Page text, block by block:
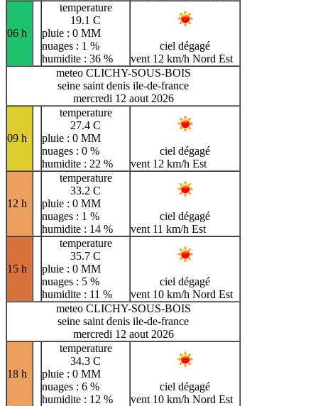
06 h
temperature
19.1 C
pluie : 0 MM
nuages : 1 %
humidite : 36 %
ciel dégagé
vent 12 km/h Nord Est
meteo CLICHY-SOUS-BOIS
seine saint denis ile-de-france
mercredi 12 aout 2026
09 h
temperature
27.4 C
pluie : 0 MM
nuages : 0 %
humidite : 22 %
ciel dégagé
vent 12 km/h Est
12 h
temperature
33.2 C
pluie : 0 MM
nuages : 1 %
humidite : 14 %
ciel dégagé
vent 11 km/h Est
15 h
temperature
35.7 C
pluie : 0 MM
nuages : 5 %
humidite : 11 %
ciel dégagé
vent 10 km/h Nord Est
meteo CLICHY-SOUS-BOIS
seine saint denis ile-de-france
mercredi 12 aout 2026
18 h
temperature
34.3 C
pluie : 0 MM
nuages : 6 %
humidite : 12 %
ciel dégagé
vent 10 km/h Nord Est